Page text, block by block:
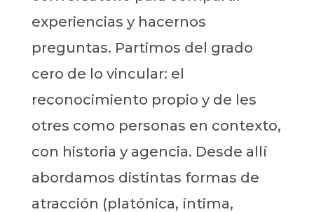
experiencias y hacernos
preguntas. Partimos del grado
cero de lo vincular: el
reconocimiento propio y de les
otres como personas en contexto,
con historia y agencia. Desde allí
abordamos distintas formas de
atracción (platónica, íntima,